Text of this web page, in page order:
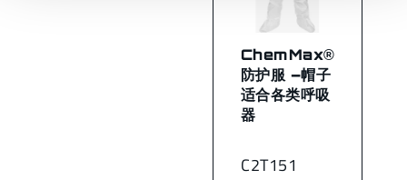
C2T151
ChemMax®
防护服 –帽子
适合各类呼吸
器